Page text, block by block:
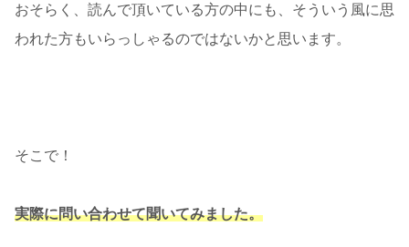
おそらく、読んで頂いている方の中にも、そういう風に思
われた方もいらっしゃるのではないかと思います。
そこで！
実際に問い合わせて聞いてみました。